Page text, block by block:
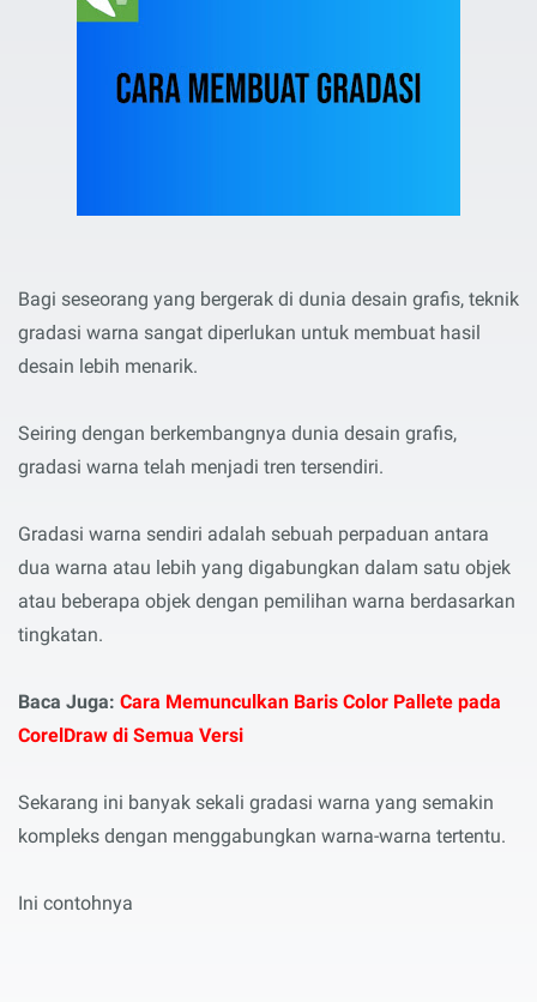
Bagi seseorang yang bergerak di dunia desain grafis, teknik
gradasi warna sangat diperlukan untuk membuat hasil
desain lebih menarik.
Seiring dengan berkembangnya dunia desain grafis,
gradasi warna telah menjadi tren tersendiri.
Gradasi warna sendiri adalah sebuah perpaduan antara
dua warna atau lebih yang digabungkan dalam satu objek
atau beberapa objek dengan pemilihan warna berdasarkan
tingkatan.
Baca Juga: Cara Memunculkan Baris Color Pallete pada
CorelDraw di Semua Versi
Sekarang ini banyak sekali gradasi warna yang semakin
kompleks dengan menggabungkan warna-warna tertentu.
Ini contohnya